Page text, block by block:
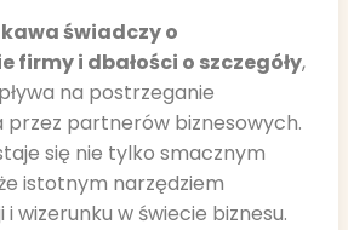
świadczy o
firmy i dbałości o szczegóły,
na postrzeganie
przez partnerów biznesowych.
się nie tylko smacznym
istotnym narzędziem
wizerunku w świecie biznesu.